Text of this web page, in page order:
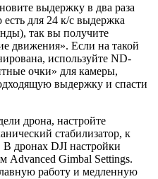
выдержку в два раза
для 24 к/с выдержка
так вы получите
движения». Если на такой
используйте ND-
очки» для камеры,
выдержку и спасти
дрона, настройте
стабилизатор, к
В дронах DJI настройки
Advanced Gimbal Settings.
работу и медленную